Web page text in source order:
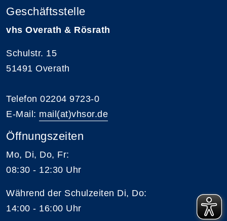
Geschäftsstelle
vhs Overath & Rösrath
Schulstr. 15
51491 Overath
Telefon 02204 9723-0
E-Mail: mail(at)vhsor.de
Öffnungszeiten
Mo, Di, Do, Fr:
08:30 - 12:30 Uhr
Während der Schulzeiten Di, Do:
14:00 - 16:00 Uhr